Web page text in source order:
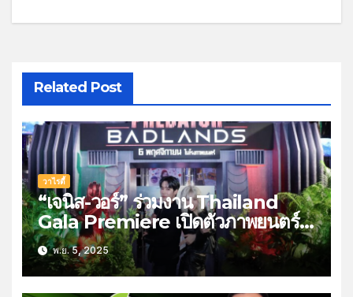
Related Post
วาไรตี้
“เจนิส-วอร์” ร่วมงาน Thailand
Gala Premiere เปิดตัวภาพยนตร์
Predator: Badlands พรีเด
เตอร์:แดนเถื่อน ชวนไปลุ้นระทึกกับ
การล่าสุดมันในโรงภาพยนตร์ 6
พ.ย. 5, 2025